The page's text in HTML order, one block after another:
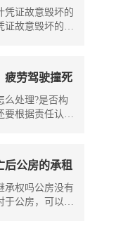
凭证故意毁坏
么？-当前头
凭证故意毁坏的
证故意毁坏的立
疲劳驾驶撞死
驾驶撞死人
么处理?是否构
要根据责任认定
后公房的承租
产继承的诉讼
承权吗公房没有
于公房，可以根